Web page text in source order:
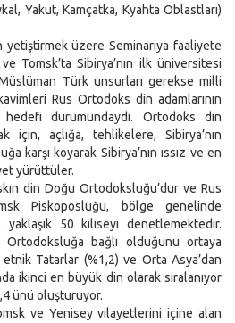
Yakut, Kamçatka, Kyahta Oblastları)
üzere Seminariya faaliyete
Tomsk’ta Sibirya’nın ilk üniversitesi
Türk unsurları gerekse milli
Rus Ortodoks din adamlarının
durumundaydı. Ortodoks din
için, açlığa, tehlikelere, Sibirya’nın
karşı koyarak Sibirya’nın ıssız ve en
yürüttüler.
din Doğu Ortodoksluğu’dur ve Rus
Piskoposluğu, bölge genelinde
50 kiliseyi denetlemektedir.
bağlı olduğunu ortaya
Tatarlar (%1,2) ve Orta Asya’dan
ikinci en büyük din olarak sıralanıyor
ünü oluşturuyor.
ve Yenisey vilayetlerini içine alan